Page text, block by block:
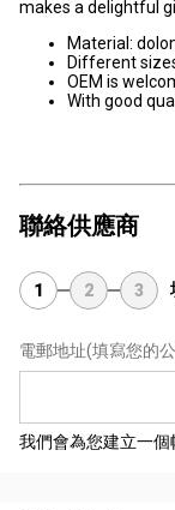
makes a delightful
Material:
Different
OEM is
With good
聯絡供應商
1 2 3
電郵地址(填寫您的
我們會為您建立一個